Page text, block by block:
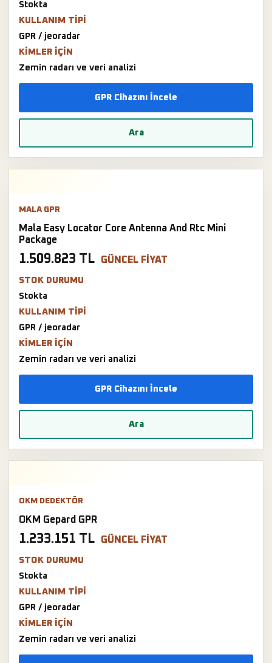
Stokta
KULLANIM TIPI
GPR / jeoradar
KIMLER IÇIN
Zemin radarı ve veri analizi
GPR Cihazını İncele
Ara
MALA GPR
Mala Easy Locator Core Antenna And Rtc Mini
Package
1.509.823 TL GÜNCEL FIYAT
STOK DURUMU
Stokta
KULLANIM TIPI
GPR / jeoradar
KIMLER IÇIN
Zemin radarı ve veri analizi
GPR Cihazını İncele
Ara
OKM DEDEKTÖR
OKM Gepard GPR
1.233.151 TL GÜNCEL FIYAT
STOK DURUMU
Stokta
KULLANIM TIPI
GPR / jeoradar
KIMLER IÇIN
Zemin radarı ve veri analizi